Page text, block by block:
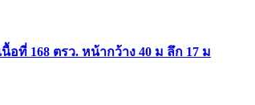
อที่ 168 ตรว. หน้ากว้าง 40 ม ลึก 17 ม